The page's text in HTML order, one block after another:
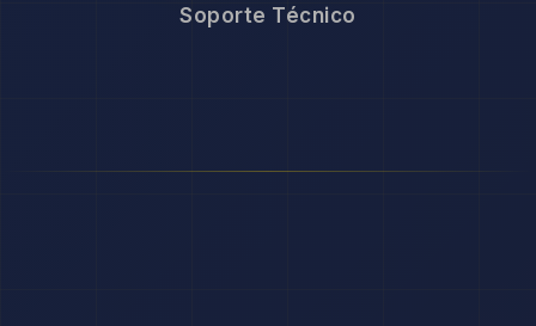
Soporte Técnico